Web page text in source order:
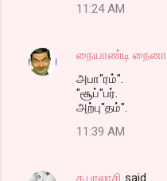
11:24 AM
நையாண்டி நைனா
அபா"ரம்".
"சூப்"பர்.
அற்பு"தம்".
11:39 AM
க.பாலாசி said…